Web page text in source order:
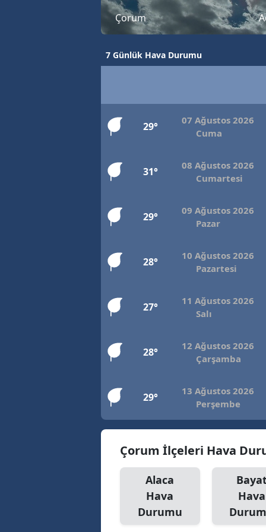
Çorum
7 Günlük Hava Durumu
29°
07 Ağustos 2026
Cuma
31°
08 Ağustos 2026
Cumartesi
29°
09 Ağustos 2026
Pazar
28°
10 Ağustos 2026
Pazartesi
27°
11 Ağustos 2026
Salı
28°
12 Ağustos 2026
Çarşamba
29°
13 Ağustos 2026
Perşembe
Çorum İlçeleri Hava
Alaca
Hava
Durumu
Hava